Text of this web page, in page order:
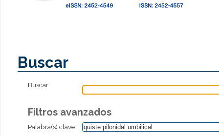
Buscar
Buscar
Filtros avanzados
Palabra(s) clave